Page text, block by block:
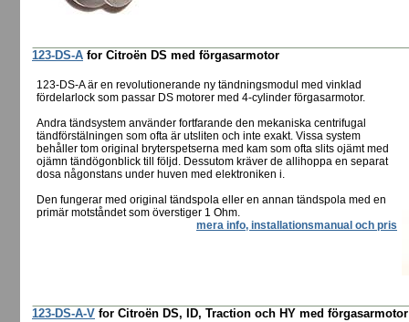
123-DS-A for Citroën DS med förgasarmotor
123-DS-A är en revolutionerande ny tändningsmodul med vinklad
fördelarlock som passar DS motorer med 4-cylinder förgasarmotor.
Andra tändsystem använder fortfarande den mekaniska centrifugal
tändförstälningen som ofta är utsliten och inte exakt. Vissa system
behåller tom original bryterspetserna med kam som ofta slits ojämt med
ojämn tändögonblick till följd. Dessutom kräver de allihoppa en separat
dosa någonstans under huven med elektroniken i.
Den fungerar med original tändspola eller en annan tändspola med en
primär motståndet som överstiger 1 Ohm.
mera info, installationsmanual och pris
123-DS-A-V for Citroën DS, ID, Traction och HY med